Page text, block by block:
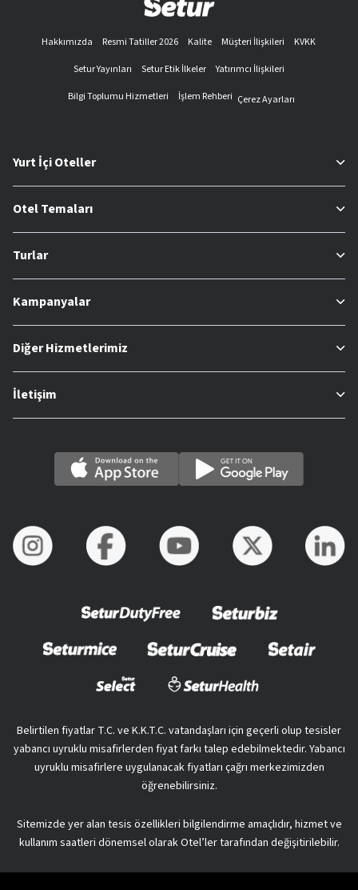
Hakkımızda Resmi Tatiller 2026 Kalite Müşteri İlişkileri
KVKK
Setur Yayınları
Setur Etik İlkeler
Yatırımcı İlişkileri
Bilgi Toplumu Hizmetleri
İşlem Rehberi Çerez Ayarları
Yurt İçi Oteller
Otel Temaları
Turlar
Kampanyalar
Diğer Hizmetlerimiz
İletişim
Belirtilen fiyatlar T.C. ve K.K.T.C. vatandaşları için geçerli olup tesisler
yabancı uyruklu misafirlerden fiyat farkı talep edebilmektedir. Yabancı
uyruklu misafirlere uygulanacak fiyatları çağrı merkezimizden
öğrenebilirsiniz.
Sitemizde yer alan tesis özellikleri bilgilendirme amaçlıdır, hizmet ve
kullanım saatleri dönemsel olarak Otel’ler tarafından değişitirilebilir.